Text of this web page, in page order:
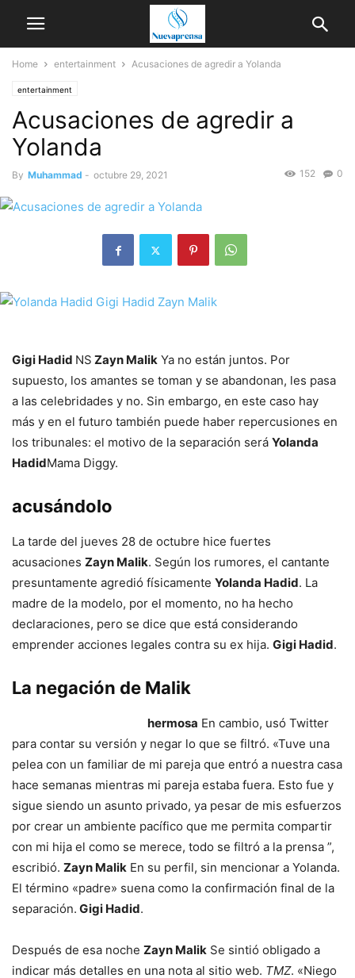
Home entertainment Acusaciones de agredir a Yolanda
entertainment
Acusaciones de agredir a
Yolanda
By Muhammad - octubre 29, 2021 0
152
Gigi Hadid NS Zayn Malik Ya no están juntos. Por
supuesto, los amantes se toman y se abandonan, les pasa
a las celebridades y no. Sin embargo, en este caso hay
más y en el futuro también puede haber repercusiones en
los tribunales: el motivo de la separación será Yolanda
HadidMama Diggy.
acusándolo
La tarde del jueves 28 de octubre hice fuertes
acusaciones Zayn Malik. Según los rumores, el cantante
presuntamente agredió físicamente Yolanda Hadid. La
madre de la modelo, por el momento, no ha hecho
declaraciones, pero se dice que está considerando
emprender acciones legales contra su ex hija. Gigi Hadid.
La negación de Malik
hermosa En cambio, usó Twitter
para contar su versión y negar lo que se filtró. «Tuve una
pelea con un familiar de mi pareja que entró a nuestra casa
hace semanas mientras mi pareja estaba fuera. Esto fue y
sigue siendo un asunto privado, ya pesar de mis esfuerzos
por crear un ambiente pacífico que me permita compartir
con mi hija el como se merece, todo se filtró a la prensa ”,
escribió. Zayn Malik En su perfil, sin mencionar a Yolanda.
El término «padre» suena como la confirmación final de la
separación. Gigi Hadid.
Después de esa noche Zayn Malik Se sintió obligado a
indicar más detalles en una nota al sitio web. TMZ. «Niego